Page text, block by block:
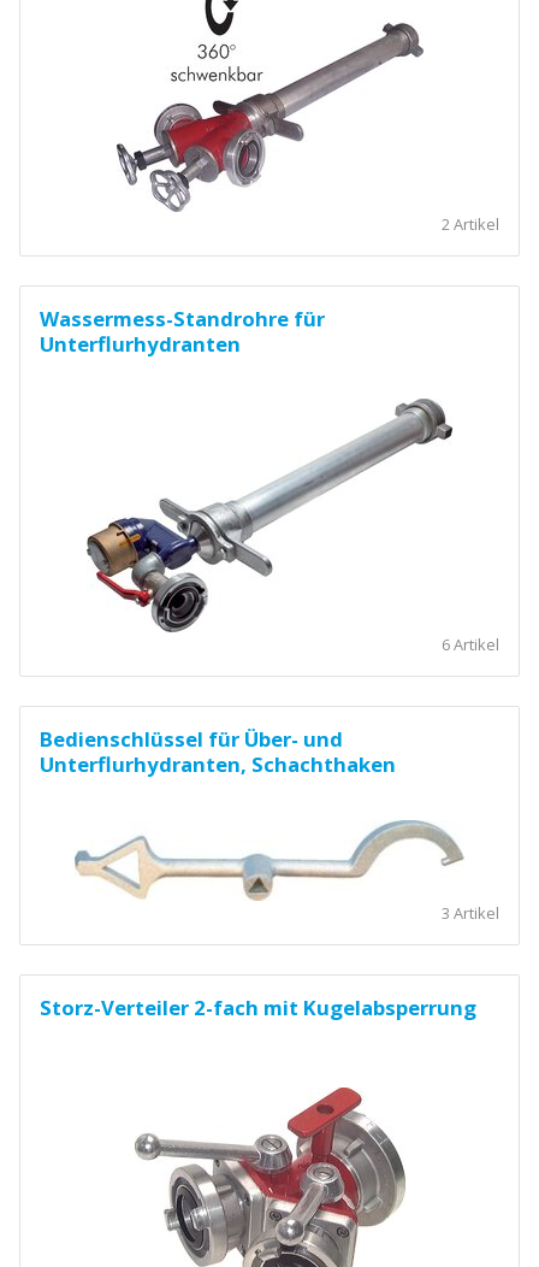
2 Artikel
Wassermess-Standrohre für
Unterflurhydranten
6 Artikel
Bedienschlüssel für Über- und
Unterflurhydranten, Schachthaken
3 Artikel
Storz-Verteiler 2-fach mit Kugelabsperrung